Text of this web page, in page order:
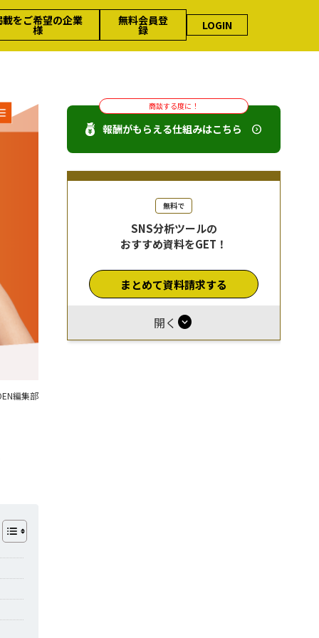
載をご希望の企業
様
無料会員登
録 LOGIN
編集部
商談する度に！
報酬がもらえる仕組みはこちら
無料で
SNS分析ツールの
おすすめ資料をGET！
まとめて資料請求する
開く expand_circle_down